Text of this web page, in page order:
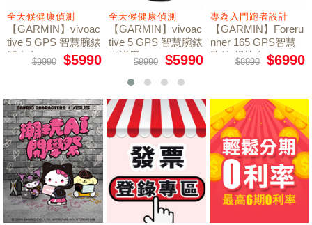
全天候健康偵測
【GARMIN】vivoac
tive 5 GPS 智慧腕錶
活力白
$9990 $5990
全天候健康偵測
【GARMIN】vivoac
tive 5 GPS 智慧腕錶
光譜黑
$9990 $5990
專為入門跑者設計
【GARMIN】Foreru
nner 165 GPS智慧
跑錶 暢快白
$8990 $6990